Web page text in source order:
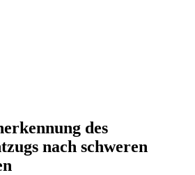
des
nach schweren